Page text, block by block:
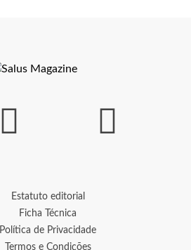
Estatuto editorial
Ficha Técnica
Política de Privacidade
Termos e Condições